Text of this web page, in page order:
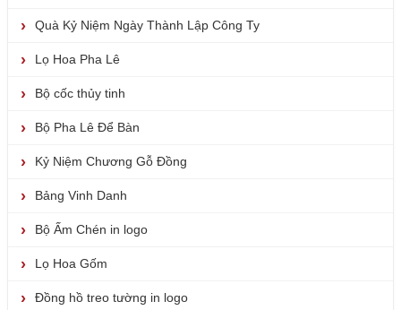
Quà Kỷ Niệm Ngày Thành Lập Công Ty
Lọ Hoa Pha Lê
Bộ cốc thủy tinh
Bộ Pha Lê Để Bàn
Kỷ Niệm Chương Gỗ Đồng
Bảng Vinh Danh
Bộ Ấm Chén in logo
Lọ Hoa Gốm
Đồng hồ treo tường in logo